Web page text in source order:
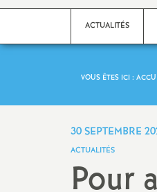
ACTUALITÉS
Actualité des
VOUS ÊTES ICI :
30 SEPTEMBRE
ACTUALITÉS
Pour